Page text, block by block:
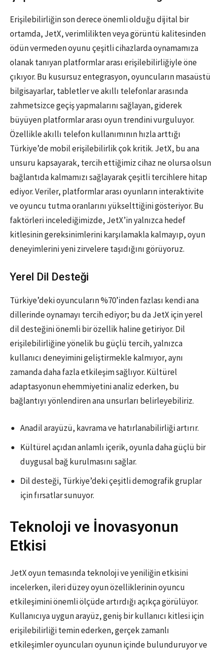
Erişilebilirliğin son derece önemli olduğu dijital bir
ortamda, JetX, verimlilikten veya görüntü kalitesinden
ödün vermeden oyunu çeşitli cihazlarda oynamamıza
olanak tanıyan platformlar arası erişilebilirliğiyle öne
çıkıyor. Bu kusursuz entegrasyon, oyuncuların masaüstü
bilgisayarlar, tabletler ve akıllı telefonlar arasında
zahmetsizce geçiş yapmalarını sağlayan, giderek
büyüyen platformlar arası oyun trendini vurguluyor.
Özellikle akıllı telefon kullanımının hızla arttığı
Türkiye’de mobil erişilebilirlik çok kritik. JetX, bu ana
unsuru kapsayarak, tercih ettiğimiz cihaz ne olursa olsun
bağlantıda kalmamızı sağlayarak çeşitli tercihlere hitap
ediyor. Veriler, platformlar arası oyunların interaktivite
ve oyuncu tutma oranlarını yükselttiğini gösteriyor. Bu
faktörleri incelediğimizde, JetX’in yalnızca hedef
kitlesinin gereksinimlerini karşılamakla kalmayıp, oyun
deneyimlerini yeni zirvelere taşıdığını görüyoruz.
Yerel Dil Desteği
Türkiye’deki oyuncuların %70’inden fazlası kendi ana
dillerinde oynamayı tercih ediyor; bu da JetX için yerel
dil desteğini önemli bir özellik haline getiriyor. Dil
erişilebilirliğine yönelik bu güçlü tercih, yalnızca
kullanıcı deneyimini geliştirmekle kalmıyor, aynı
zamanda daha fazla etkileşim sağlıyor. Kültürel
adaptasyonun ehemmiyetini analiz ederken, bu
bağlantıyı yönlendiren ana unsurları belirleyebiliriz.
Anadil arayüzü, kavrama ve hatırlanabilirliği artırır.
Kültürel açıdan anlamlı içerik, oyunla daha güçlü bir
duygusal bağ kurulmasını sağlar.
Dil desteği, Türkiye’deki çeşitli demografik gruplar
için fırsatlar sunuyor.
Teknoloji ve İnovasyonun
Etkisi
JetX oyun temasında teknoloji ve yeniliğin etkisini
incelerken, ileri düzey oyun özelliklerinin oyuncu
etkileşimini önemli ölçüde artırdığı açıkça görülüyor.
Kullanıcıya uygun arayüz, geniş bir kullanıcı kitlesi için
erişilebilirliği temin ederken, gerçek zamanlı
etkileşimler oyuncuları oyunun içinde bulunduruyor ve